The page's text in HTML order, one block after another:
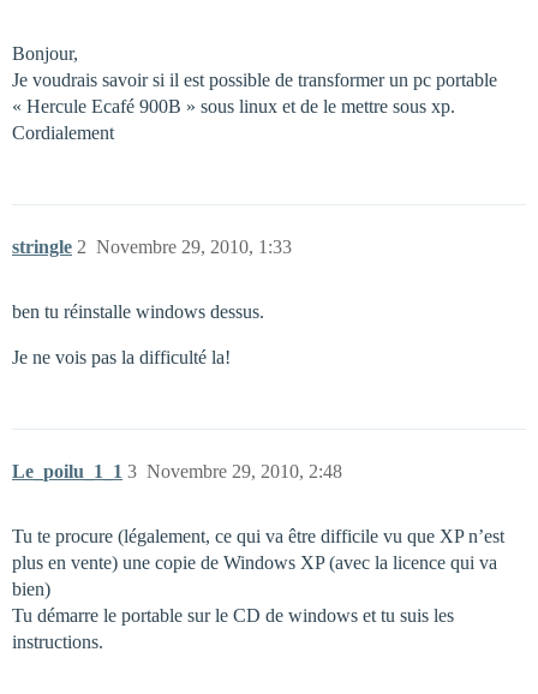
Bonjour,
Je voudrais savoir si il est possible de transformer un pc portable
« Hercule Ecafé 900B » sous linux et de le mettre sous xp.
Cordialement
stringle Novembre 29, 2010, 1:33
2
ben tu réinstalle windows dessus.
Je ne vois pas la difficulté la!
Le_poilu_1_1 Novembre 29, 2010, 2:48
3
Tu te procure (légalement, ce qui va être difficile vu que XP n’est
plus en vente) une copie de Windows XP (avec la licence qui va
bien)
Tu démarre le portable sur le CD de windows et tu suis les
instructions.